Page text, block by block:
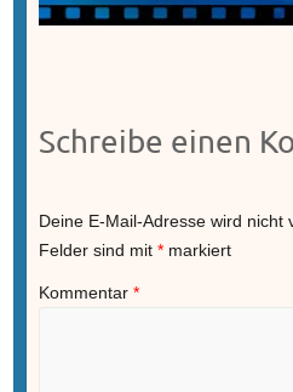
Schreibe einen
Deine E-Mail-Adresse wird nicht
Felder sind mit *markiert
Kommentar *